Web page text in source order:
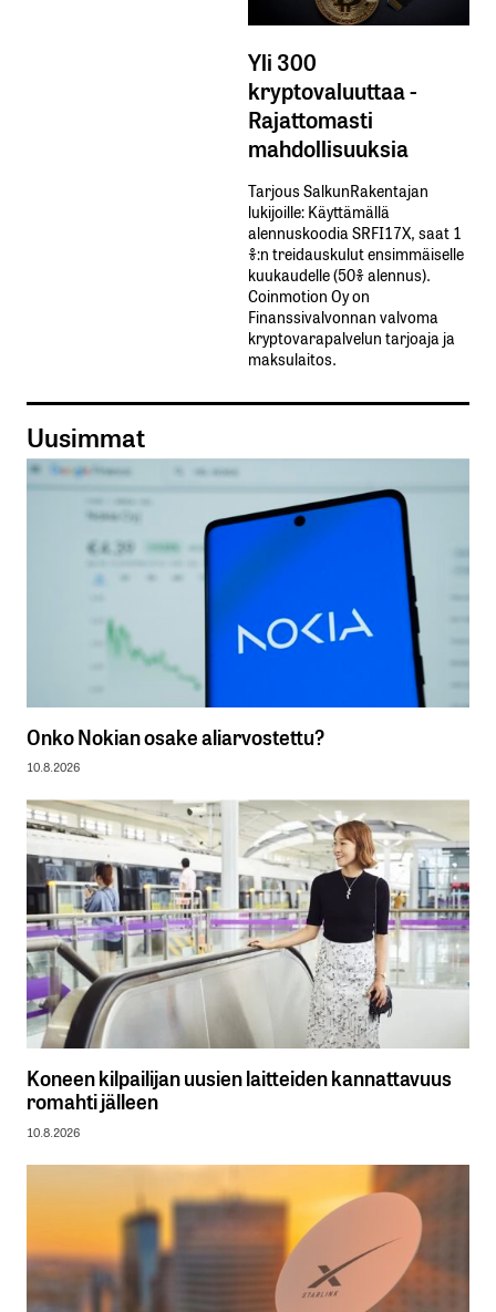
Yli 300
kryptovaluuttaa -
Rajattomasti
mahdollisuuksia
Tarjous SalkunRakentajan
lukijoille: Käyttämällä​ ​
alennuskoodia​ ​SRFI17X,​ ​saat​ ​1
%:n treidauskulut​ ​ensimmäiselle​ ​
kuukaudelle​ ​(50%​ ​alennus).
Coinmotion Oy on
Finanssivalvonnan valvoma
kryptovarapalvelun tarjoaja ja
maksulaitos.
Uusimmat
Onko Nokian osake aliarvostettu?
10.8.2026
Koneen kilpailijan uusien laitteiden kannattavuus
romahti jälleen
10.8.2026